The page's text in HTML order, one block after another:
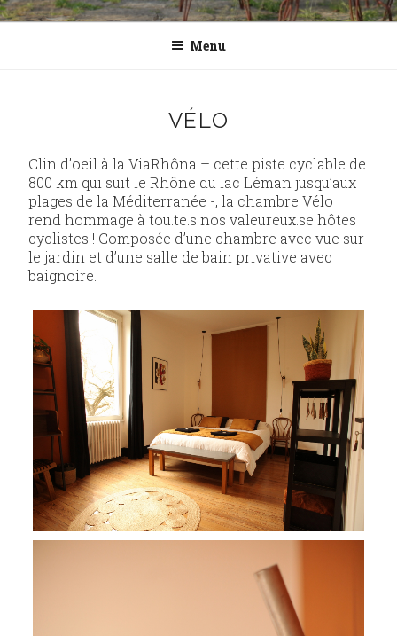
Menu
VÉLO
Clin d’oeil à la ViaRhôna – cette piste cyclable de
800 km qui suit le Rhône du lac Léman jusqu’aux
plages de la Méditerranée -, la chambre Vélo
rend hommage à tou.te.s nos valeureux.se hôtes
cyclistes ! Composée d’une chambre avec vue sur
le jardin et d’une salle de bain privative avec
baignoire.